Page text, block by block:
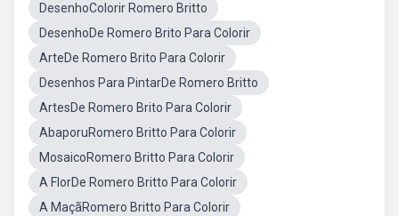
DesenhoColorir Romero Britto
DesenhoDe Romero Brito Para Colorir
ArteDe Romero Brito Para Colorir
Desenhos Para PintarDe Romero Britto
ArtesDe Romero Brito Para Colorir
AbaporuRomero Britto Para Colorir
MosaicoRomero Britto Para Colorir
A FlorDe Romero Britto Para Colorir
A MaçãRomero Britto Para Colorir